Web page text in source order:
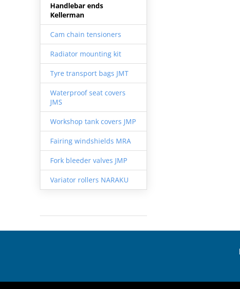
Handlebar ends
Kellerman
Cam chain tensioners
Radiator mounting kit
Tyre transport bags JMT
Waterproof seat covers
JMS
Workshop tank covers JMP
Fairing windshields MRA
Fork bleeder valves JMP
Variator rollers NARAKU